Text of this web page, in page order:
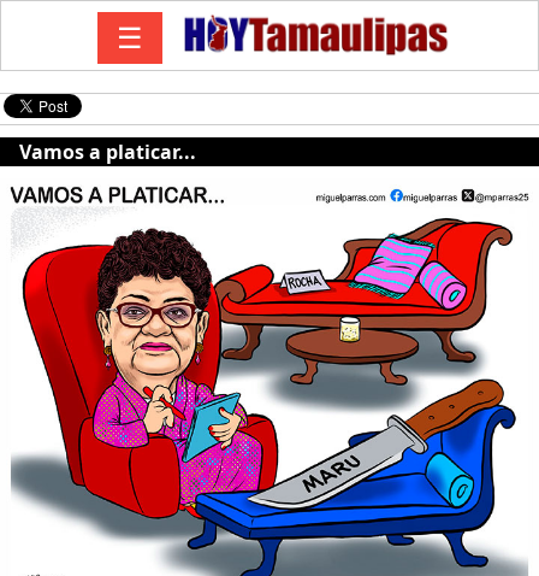
☰
Vamos a platicar...